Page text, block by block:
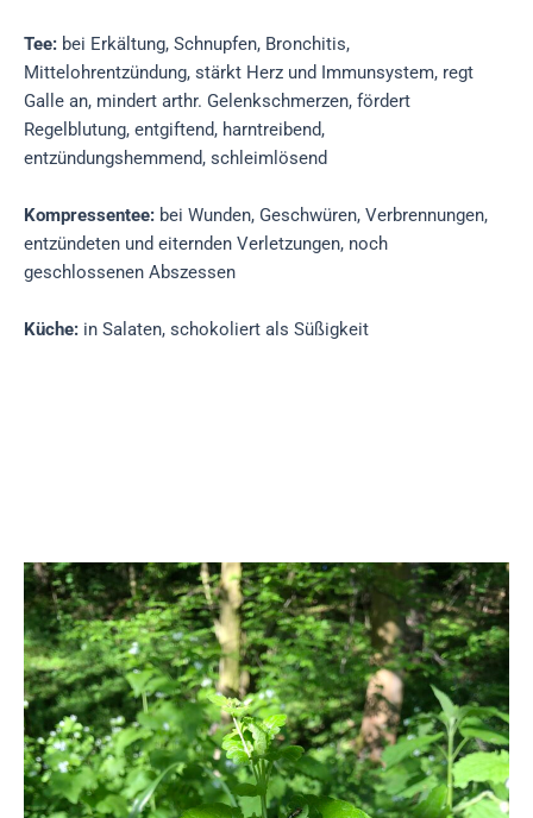
Tee: bei Erkältung, Schnupfen, Bronchitis,
Mittelohrentzündung, stärkt Herz und Immunsystem, regt
Galle an, mindert arthr. Gelenkschmerzen, fördert
Regelblutung, entgiftend, harntreibend,
entzündungshemmend, schleimlösend
Kompressentee: bei Wunden, Geschwüren, Verbrennungen,
entzündeten und eiternden Verletzungen, noch
geschlossenen Abszessen
Küche: in Salaten, schokoliert als Süßigkeit